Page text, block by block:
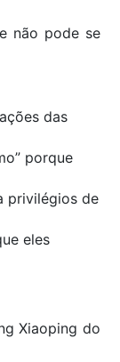
não pode se
das
porque
privilégios de
eles
Xiaoping do